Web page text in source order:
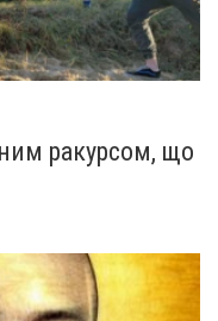
ракурсом, що